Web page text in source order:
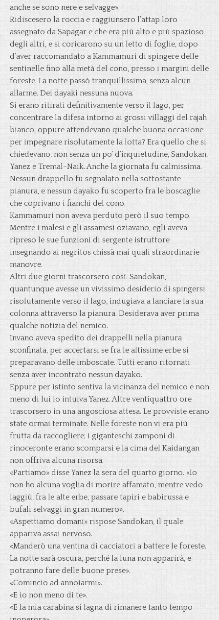
anche se sono nere e selvagge».
Ridiscesero la roccia e raggiunsero l’attap loro
assegnato da Sapagar e che era più alto e più spazioso
degli altri, e si coricarono su un letto di foglie, dopo
d’aver raccomandato a Kammamuri di spingere delle
sentinelle fino alla metà del cono, presso i margini delle
foreste. La notte passò tranquillissima, senza alcun
allarme. Dei dayaki nessuna nuova.
Si erano ritirati definitivamente verso il lago, per
concentrare la difesa intorno ai grossi villaggi del rajah
bianco, oppure attendevano qualche buona occasione
per impegnare risolutamente la lotta? Era quello che si
chiedevano, non senza un po’ d’inquietudine, Sandokan,
Yanez e Tremal-Naik. Anche la giornata fu calmissima.
Nessun drappello fu segnalato nella sottostante
pianura, e nessun dayako fu scoperto fra le boscaglie
che coprivano i fianchi del cono.
Kammamuri non aveva perduto però il suo tempo.
Mentre i malesi e gli assamesi oziavano, egli aveva
ripreso le sue funzioni di sergente istruttore
insegnando ai negritos chissà mai quali straordinarie
manovre.
Altri due giorni trascorsero così. Sandokan,
quantunque avesse un vivissimo desiderio di spingersi
risolutamente verso il lago, indugiava a lanciare la sua
colonna attraverso la pianura. Desiderava aver prima
qualche notizia del nemico.
Invano aveva spedito dei drappelli nella pianura
sconfinata, per accertarsi se fra le altissime erbe si
preparavano delle imboscate. Tutti erano ritornati
senza aver incontrato nessun dayako.
Eppure per istinto sentiva la vicinanza del nemico e non
meno di lui lo intuiva Yanez. Altre ventiquattro ore
trascorsero in una angosciosa attesa. Le provviste erano
state ormai terminate. Nelle foreste non vi era più
frutta da raccogliere; i giganteschi zamponi di
rinoceronte erano scomparsi e la cima del Kaidangan
non offriva alcuna risorsa.
«Partiamo» disse Yanez la sera del quarto giorno. «Io
non ho alcuna voglia di morire affamato, mentre vedo
laggiù, fra le alte erbe, passare tapiri e babirussa e
bufali selvaggi in gran numero».
«Aspettiamo domani» rispose Sandokan, il quale
appariva assai nervoso.
«Manderò una ventina di cacciatori a battere le foreste.
La notte sarà oscura, perché la luna non apparirà, e
potranno fare delle buone prese».
«Comincio ad annoiarmi».
«E io non meno di te».
«E la mia carabina si lagna di rimanere tanto tempo